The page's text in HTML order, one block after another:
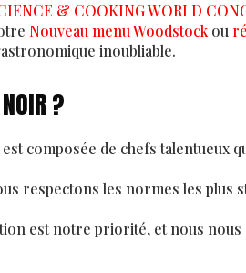
& COOKING WORLD
Nouveau menu Woodstockou
inoubliable.
?
composée de chefs talentueux
respectons les normes les plus
est notre priorité, et nous